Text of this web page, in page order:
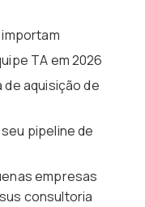
TA em 2026
aquisição de
pipeline de
empresas
consultoria